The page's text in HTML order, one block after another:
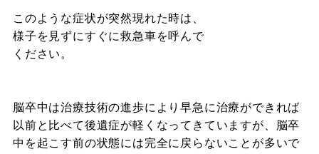
このような症状が突然現れた時は、
様子を見ずにすぐに救急車を呼んで
ください。
脳卒中は治療技術の進歩により早急に治療ができれば
以前と比べて後遺症が軽くなってきていますが、脳卒
中を起こす前の状態には完全に戻らないことが多いで